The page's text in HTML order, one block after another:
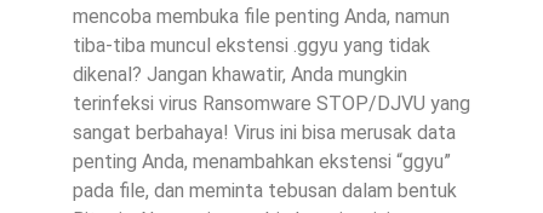
mencoba membuka file penting Anda, namun
tiba-tiba muncul ekstensi .ggyu yang tidak
dikenal? Jangan khawatir, Anda mungkin
terinfeksi virus Ransomware STOP/DJVU yang
sangat berbahaya! Virus ini bisa merusak data
penting Anda, menambahkan ekstensi “ggyu”
pada file, dan meminta tebusan dalam bentuk